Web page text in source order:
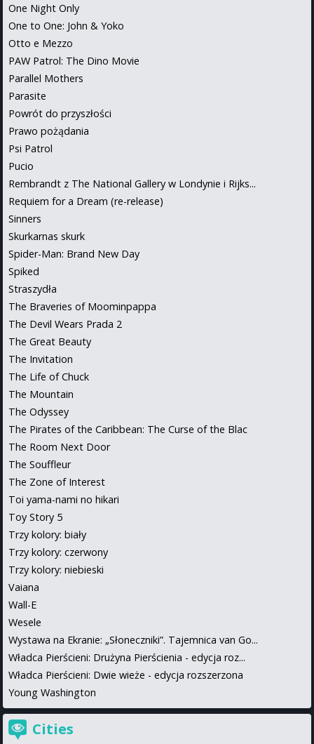
One Night Only
One to One: John & Yoko
Otto e Mezzo
PAW Patrol: The Dino Movie
Parallel Mothers
Parasite
Powrót do przyszłości
Prawo pożądania
Psi Patrol
Pucio
Rembrandt z The National Gallery w Londynie i Rijks...
Requiem for a Dream (re-release)
Sinners
Skurkarnas skurk
Spider-Man: Brand New Day
Spiked
Straszydła
The Braveries of Moominpappa
The Devil Wears Prada 2
The Great Beauty
The Invitation
The Life of Chuck
The Mountain
The Odyssey
The Pirates of the Caribbean: The Curse of the Blac
The Room Next Door
The Souffleur
The Zone of Interest
Toi yama-nami no hikari
Toy Story 5
Trzy kolory: biały
Trzy kolory: czerwony
Trzy kolory: niebieski
Vaiana
Wall-E
Wesele
Wystawa na Ekranie: „Słoneczniki”. Tajemnica van Go...
Władca Pierścieni: Drużyna Pierścienia - edycja roz...
Władca Pierścieni: Dwie wieże - edycja rozszerzona
Young Washington
Cities